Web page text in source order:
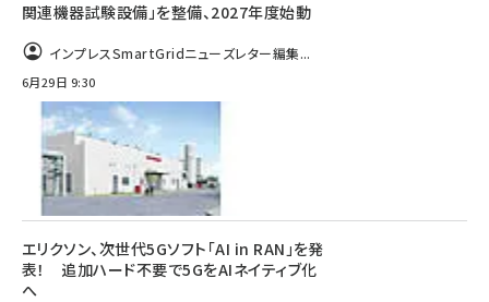
関連機器試験設備」を整備、2027年度始動
インプレスSmartGridニューズレター編集...
6月29日 9:30
エリクソン、次世代5Gソフト「AI in RAN」を発
表！ 追加ハード不要で5GをAIネイティブ化
へ